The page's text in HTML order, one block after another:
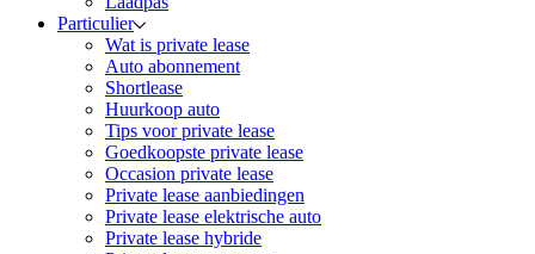
Particulier
Wat is private lease
Auto abonnement
Shortlease
Huurkoop auto
Tips voor private lease
Goedkoopste private lease
Occasion private lease
Private lease aanbiedingen
Private lease elektrische auto
Private lease hybride